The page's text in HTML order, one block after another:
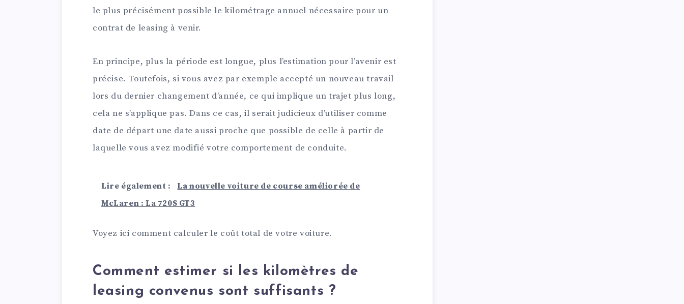
le plus précisément possible le kilométrage annuel nécessaire pour un
contrat de leasing à venir.
En principe, plus la période est longue, plus l’estimation pour l’avenir est
précise. Toutefois, si vous avez par exemple accepté un nouveau travail
lors du dernier changement d’année, ce qui implique un trajet plus long,
cela ne s’applique pas. Dans ce cas, il serait judicieux d’utiliser comme
date de départ une date aussi proche que possible de celle à partir de
laquelle vous avez modifié votre comportement de conduite.
Lire également :
La nouvelle voiture de course améliorée de
McLaren : La 720S GT3
Voyez ici comment calculer le coût total de votre voiture.
Comment estimer si les kilomètres de
leasing convenus sont suffisants ?